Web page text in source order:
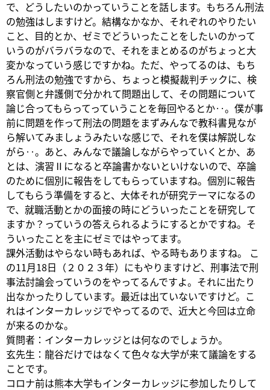
で、どうしたいのかっていうことを話します。もちろん刑法
の勉強はしますけど。結構なかなか、それぞれのやりたい
こと、目的とか、ゼミでどういったことをしたいのかって
いうのがバラバラなので、それをまとめるのがちょっと大
変かなっていう感じですかね。ただ、やってるのは、もち
ろん刑法の勉強ですから、ちょっと模擬裁判チックに、検
察官側と弁護側で分かれて問題出して、その問題について
論じ合ってもらってっていうことを毎回やるとか‥。僕が事
前に問題を作って刑法の問題をまずみんなで教科書見なが
ら解いてみましょうみたいな感じで、それを僕は解説しな
がら‥。あと、みんなで議論しながらやっていくとか、あ
とは、演習Ⅱになると卒論書かないといけないので、卒論
のために個別に報告をしてもらっていますね。個別に報告
してもらう準備をすると、大体それが研究テーマになるの
で、就職活動とかの面接の時にどういったことを研究して
ますか？っていうの答えられるようにするとかですね。そ
ういったことを主にゼミではやってます。
課外活動はやらない時もあれば、やる時もありますね。 こ
の11月18日（２０２３年）にもやりますけど、刑事法で刑
事法討論会っていうのをやってるんですよ。それに出たり
出なかったりしています。最近は出ていないですけど。こ
れはインターカレッジでやってるので、近大と今回は立命
が来るのかな。
質問者：インターカレッジとは何なのでしょうか。
玄先生：龍谷だけではなくて色々な大学が来て議論をする
ことです。
コロナ前は熊本大学もインターカレッジに参加したりして